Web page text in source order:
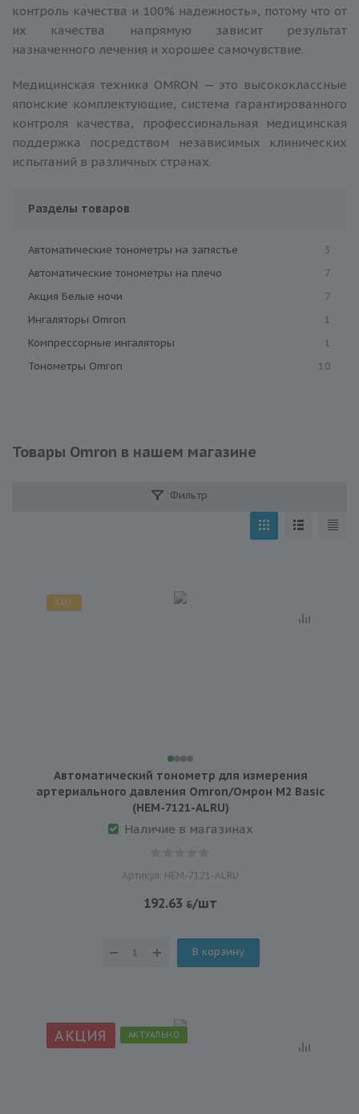
контроль качества и 100% надежность», потому что от
их качества напрямую зависит результат
назначенного лечения и хорошее самочувствие.
Медицинская техника OMRON — это высококлассные
японские комплектующие, система гарантированного
контроля качества, профессиональная медицинская
поддержка посредством независимых клинических
испытаний в различных странах.
Разделы товаров
Автоматические тонометры на запястье
3
Автоматические тонометры на плечо
7
Акция Белые ночи
7
Ингаляторы Omron
1
Компрессорные ингаляторы
1
Тонометры Omron
10
Товары Omron в нашем магазине
Фильтр
ХИТ
Автоматический тонометр для измерения
артериального давления Omron/Омрон M2 Basic
(HEM-7121-ALRU)
Наличие в магазинах
Артикул: HEM-7121-ALRU
192.63 /шт
В корзину
АКЦИЯ АКТУАЛЬНО